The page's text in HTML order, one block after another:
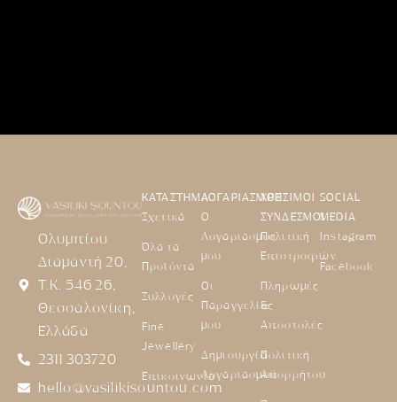
Ολυμπίου
Διαμαντή 20,
Τ.Κ. 546 26,
Θεσσαλονίκη,
Ελλάδα
2311 303720
hello@vasilikisountou.com
ΚΑΤΑΣΤΗΜΑ
Σχετικά
Όλα τα
Προϊόντα
Συλλογές
Fine
Jewellery
Επικοινωνία
ΛΟΓΑΡΙΑΣΜΟΣ
Ο
Λογαριασμός
μου
Οι
Παραγγελίες
μου
Δημιουργία
Λογαριασμού
ΧΡΗΣΙΜΟΙ
ΣΥΝΔΕΣΜΟΙ
Πολιτική
Επιστροφών
Πληρωμές
&
Αποστολές
Πολιτική
Απορρήτου
SOCIAL
MEDIA
Instagram
Facebook